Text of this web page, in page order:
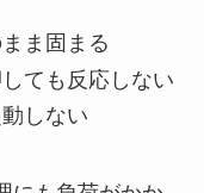
ま固まる
ても反応しない
しない